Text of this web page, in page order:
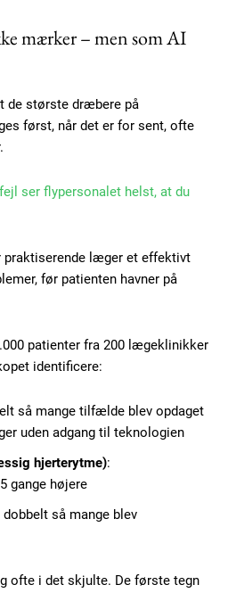
Plans
mærker – men som AI
de største dræbere på
først, når det er for sent, ofte
ser flypersonalet helst, at du
praktiserende læger et effektivt
før patienten havner på
patienter fra 200 lægeklinikker
identificere:
så mange tilfælde blev opdaget
uden adgang til teknologien
hjerterytme):
gange højere
så mange blev
ofte i det skjulte. De første tegn